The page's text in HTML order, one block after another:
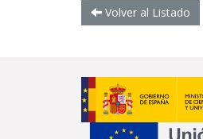
Volver al Listado